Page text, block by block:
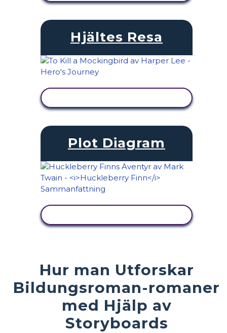
Hjältes Resa
Plot Diagram
Hur man Utforskar
Bildungsroman-romaner
med Hjälp av
Storyboards